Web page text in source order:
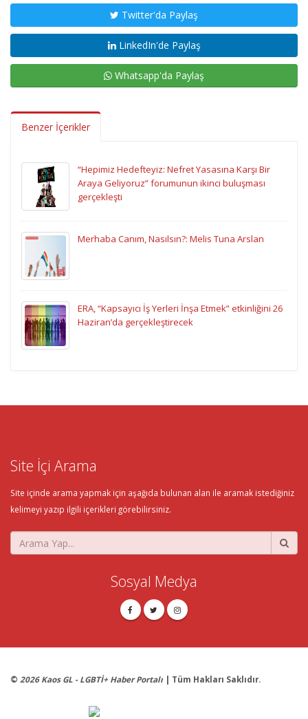
Twitter'da Paylaş
LinkedIn'de Paylaş
Whatsapp'da Paylaş
Benzer İçerikler
“Hepimiz Hedefteyiz: Nefret Yasasına Karşı Bir
Araya Geliyoruz” forumunun ikinci buluşması
gerçekleşti
Merhaba Canım, Nasılsın?: Melis Tuna Arslan
ERA, “Kapsayıcı İş Yerleri İnşa Etmek” etkinliğini 26
Haziran’da gerçekleştirecek
Site İçi Arama
Site içinde arama yapmak için aşağıda bulunan alan ile aramak istediğiniz
kelimeyi yazıp ilgili içerikleri görebilirsiniz.
Sosyal Medya
© 2026 Kaos GL - LGBTİ+ Haber Portalı | Tüm Hakları Saklıdır.